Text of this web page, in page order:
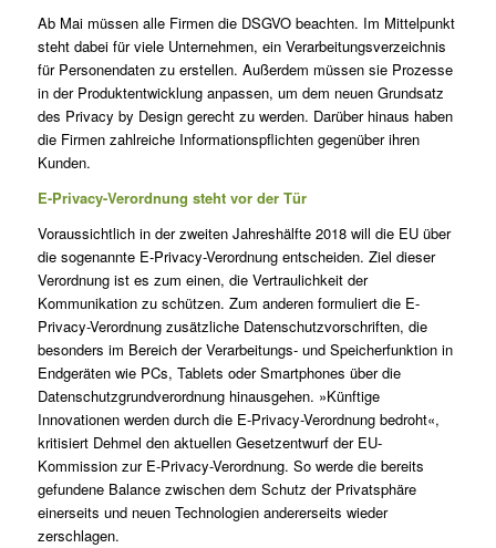
Ab Mai müssen alle Firmen die DSGVO beachten. Im Mittelpunkt
steht dabei für viele Unternehmen, ein Verarbeitungsverzeichnis
für Personendaten zu erstellen. Außerdem müssen sie Prozesse
in der Produktentwicklung anpassen, um dem neuen Grundsatz
des Privacy by Design gerecht zu werden. Darüber hinaus haben
die Firmen zahlreiche Informationspflichten gegenüber ihren
Kunden.
E-Privacy-Verordnung steht vor der Tür
Voraussichtlich in der zweiten Jahreshälfte 2018 will die EU über
die sogenannte E-Privacy-Verordnung entscheiden. Ziel dieser
Verordnung ist es zum einen, die Vertraulichkeit der
Kommunikation zu schützen. Zum anderen formuliert die E-
Privacy-Verordnung zusätzliche Datenschutzvorschriften, die
besonders im Bereich der Verarbeitungs- und Speicherfunktion in
Endgeräten wie PCs, Tablets oder Smartphones über die
Datenschutzgrundverordnung hinausgehen. »Künftige
Innovationen werden durch die E-Privacy-Verordnung bedroht«,
kritisiert Dehmel den aktuellen Gesetzentwurf der EU-
Kommission zur E-Privacy-Verordnung. So werde die bereits
gefundene Balance zwischen dem Schutz der Privatsphäre
einerseits und neuen Technologien andererseits wieder
zerschlagen.